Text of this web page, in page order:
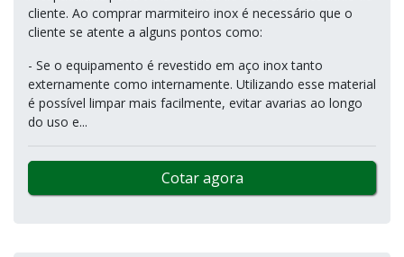
cliente. Ao comprar marmiteiro inox é necessário que o
cliente se atente a alguns pontos como:
- Se o equipamento é revestido em aço inox tanto
externamente como internamente. Utilizando esse material
é possível limpar mais facilmente, evitar avarias ao longo
do uso e...
Cotar agora